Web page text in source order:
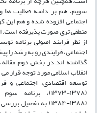
شویم، هم بر دامنه فعالیت ها
اجتماعی افزوده شده و هم
منطقی تری صورت پذیرفته است.
از نظر فرایند اصولی برنامه
اجتماعی، فرایندی رو به رشد را
گذاشته اند.در بخش دوم
انقلاب اسلامی مورد توجه قرار
(۱۳۸۸-۱۳۸۴) به